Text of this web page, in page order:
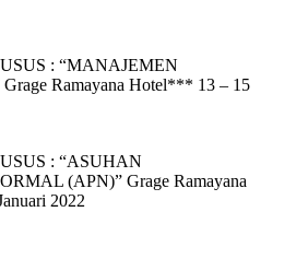
: “MANAJEMEN
Ramayana Hotel*** 13 – 15
: “ASUHAN
(APN)” Grage Ramayana
2022